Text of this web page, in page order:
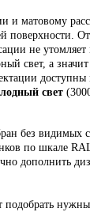
и матовому
поверхности.
не утомляет
свет, а
доступны
свет
без видимых
по шкале
дополнить